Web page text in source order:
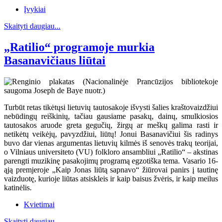
Įvykiai
Skaityti daugiau...
„Ratilio“ programoje murkia
Basanavičiaus liūtai
Turbūt retas tikėtųsi lietuvių tautosakoje išvysti šalies kraštovaizdžiui
nebūdingų reiškinių, tačiau gausiame pasakų, dainų, smulkiosios
tautosakos aruode greta gegučių, žirgų ar meškų galima rasti ir
netikėtų veikėjų, pavyzdžiui, liūtų! Jonui Basanavičiui šis radinys
buvo dar vienas argumentas lietuvių kilmės iš senovės trakų teorijai,
o Vilniaus universiteto (VU) folkloro ansambliui „Ratilio“ – akstinas
parengti muzikinę pasakojimų programą egzotiška tema. Vasario 16-
ąją premjeroje „Kaip Jonas liūtą sapnavo“ žiūrovai panirs į tautinę
vaizduotę, kurioje liūtas atsiskleis ir kaip baisus žvėris, ir kaip meilus
katinėlis.
Kvietimai